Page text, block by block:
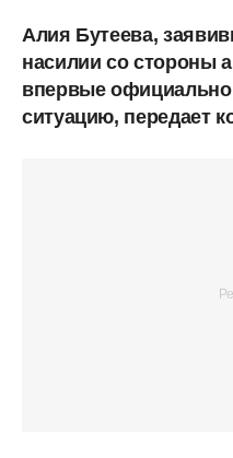
Алия Бутеева,
насилии со стороны
впервые
ситуацию, передает